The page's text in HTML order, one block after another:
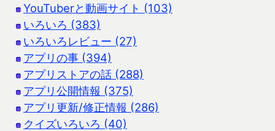
YouTuberと動画サイト (103)
いろいろ (383)
いろいろレビュー (27)
アプリの事 (394)
アプリストアの話 (288)
アプリ公開情報 (375)
アプリ更新/修正情報 (286)
クイズいろいろ (40)